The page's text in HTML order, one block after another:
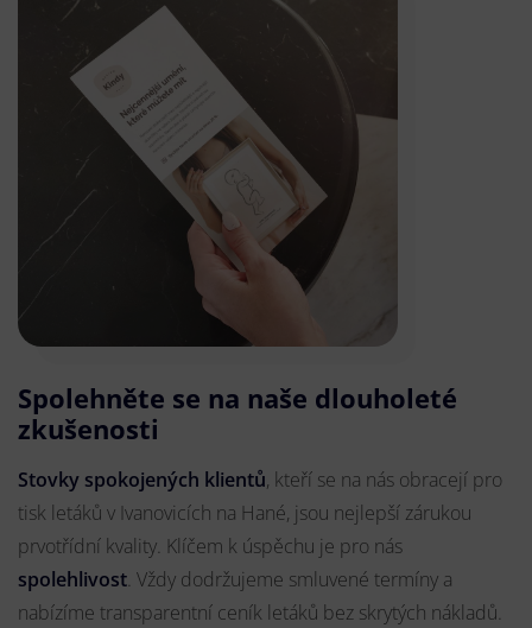
Spolehněte se na naše dlouholeté
zkušenosti
Stovky spokojených klientů, kteří se na nás obracejí pro
tisk letáků v Ivanovicích na Hané, jsou nejlepší zárukou
prvotřídní kvality. Klíčem k úspěchu je pro nás
spolehlivost. Vždy dodržujeme smluvené termíny a
nabízíme transparentní ceník letáků bez skrytých nákladů.